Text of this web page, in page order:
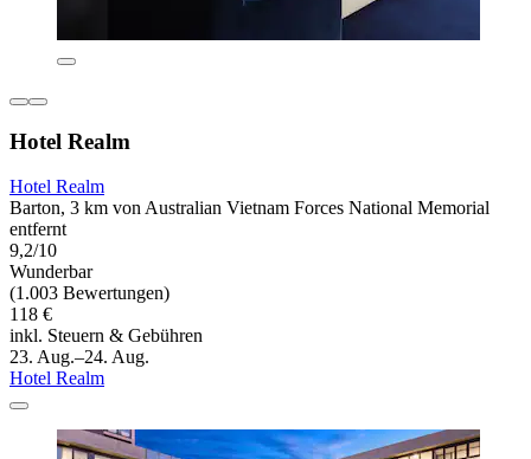
Hotel Realm
Hotel Realm
Barton, 3 km von Australian Vietnam Forces National Memorial
entfernt
9,2/10
Wunderbar
(1.003 Bewertungen)
118 €
inkl. Steuern & Gebühren
23. Aug.–24. Aug.
Hotel Realm